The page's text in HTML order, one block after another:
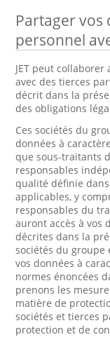
Partager vos
personnel
JET peut collaborer
avec des tierces
décrit dans la
des obligations
Ces sociétés du
données à
que sous-traitants
responsables
qualité définie
applicables, y
responsables du
auront accès à vos
décrites dans la
sociétés du groupe
vos données à
normes énoncées
prenons les
matière de
sociétés et tierces
protection et de